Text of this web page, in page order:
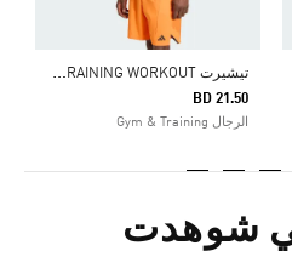
ت
يشيرت DESIGNED FOR TRAINING WORKOUT
BD 21.50
الرجال Gym & Training
شوهدت